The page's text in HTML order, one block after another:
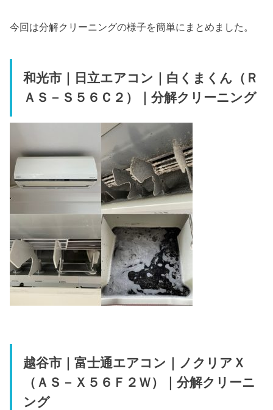
今回は分解クリーニングの様子を簡単にまとめました。
和光市｜日立エアコン｜白くまくん（Ｒ
ＡＳ－Ｓ５６Ｃ２）｜分解クリーニング
越谷市｜富士通エアコン｜ノクリアＸ
（ＡＳ－Ｘ５６Ｆ２Ｗ）｜分解クリーニ
ング